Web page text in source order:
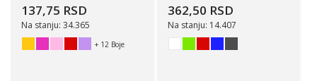
137,75 RSD
Na stanju: 34.365
+ 12 Boje
362,50 RSD
Na stanju: 14.407